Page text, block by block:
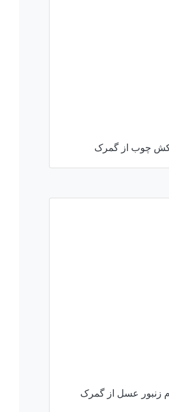
چوب از گمرک
زنبور عسل از گمرک